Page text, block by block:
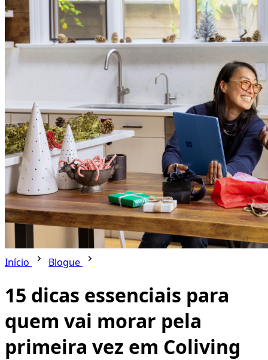
Início Blogue
15 dicas essenciais para
quem vai morar pela
primeira vez em Coliving